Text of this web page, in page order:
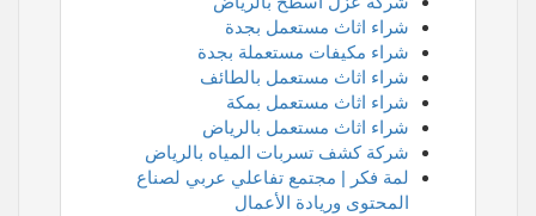
شراء اثاث مستعمل بجدة
شراء مكيفات مستعملة بجدة
شراء اثاث مستعمل بالطائف
شراء اثاث مستعمل بمكة
شراء اثاث مستعمل بالرياض
شركة كشف تسربات المياه بالرياض
لمة فكر | مجتمع تفاعلي عربي لصناع
المحتوى وريادة الأعمال